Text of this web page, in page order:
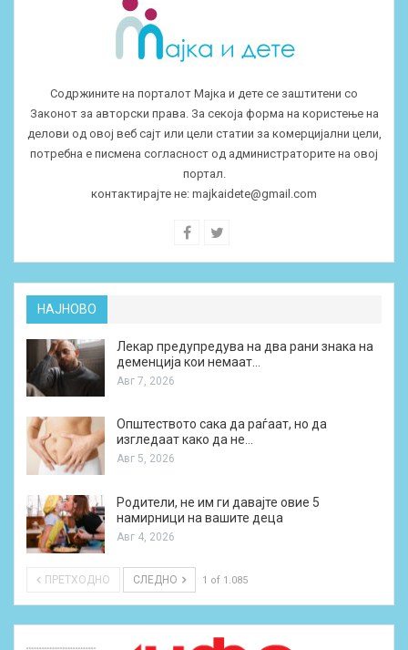
Содржините на порталот Мајка и дете се заштитени со
Законот за авторски права. За секоја форма на користење на
делови од овој веб сајт или цели статии за комерцијални цели,
потребна е писмена согласност од администраторите на овој
портал.
контактирајте не: majkaidete@gmail.com
НАЈНОВО
Лекар предупредува на два рани знака на
деменција кои немаат…
Авг 7, 2026
Општеството сака да раѓаат, но да
изгледаат како да не…
Авг 5, 2026
Родители, не им ги давајте овие 5
намирници на вашите деца
Авг 4, 2026
ПРЕТХОДНО СЛЕДНО 1 of 1.085